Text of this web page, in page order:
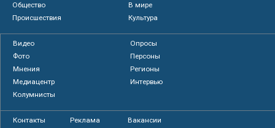
Общество
В мире
Происшествия
Культура
Видео
Опросы
Фото
Персоны
Мнения
Регионы
Медиацентр
Интервью
Колумнисты
Контакты Реклама Вакансии